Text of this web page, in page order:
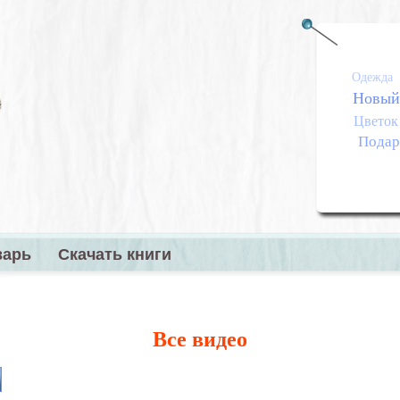
Одежда
Новый
Цветок
Скачать книги
Все видео